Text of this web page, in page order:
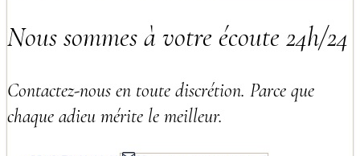
Nous sommes à votre écoute 24h/24
Contactez-nous en toute discrétion. Parce que
chaque adieu mérite le meilleur.